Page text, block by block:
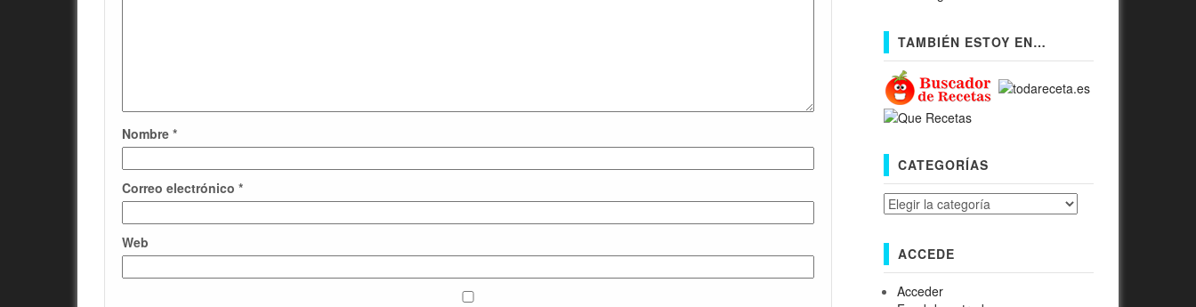
Nombre *
Correo electrónico *
Web
TAMBIÉN ESTOY EN…
CATEGORÍAS
Categorías
ACCEDE
Acceder